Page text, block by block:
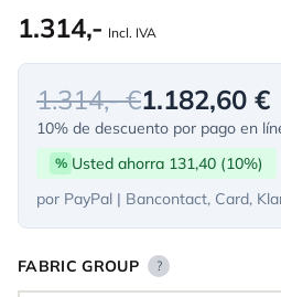
1.314,- Incl. IVA
1.314,- €1.182,60 €
10% de descuento por pago en
% Usted ahorra 131,40 (10%)
por PayPal | Bancontact, Card,
FABRIC GROUP ?